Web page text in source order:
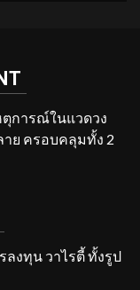
ตุการณ์ในแวดวง
ย ครอบคลุมทั้ง 2
ลงทุน วาไรตี้ ทั้งรูป